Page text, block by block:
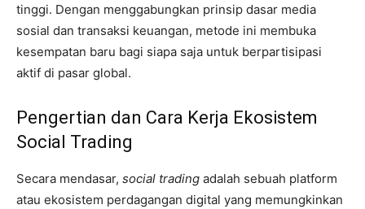
tinggi. Dengan menggabungkan prinsip dasar media
sosial dan transaksi keuangan, metode ini membuka
kesempatan baru bagi siapa saja untuk berpartisipasi
aktif di pasar global.
Pengertian dan Cara Kerja Ekosistem
Social Trading
Secara mendasar, social trading adalah sebuah platform
atau ekosistem perdagangan digital yang memungkinkan